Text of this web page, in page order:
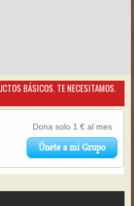
BÁSICOS. TE NECESITAMOS.